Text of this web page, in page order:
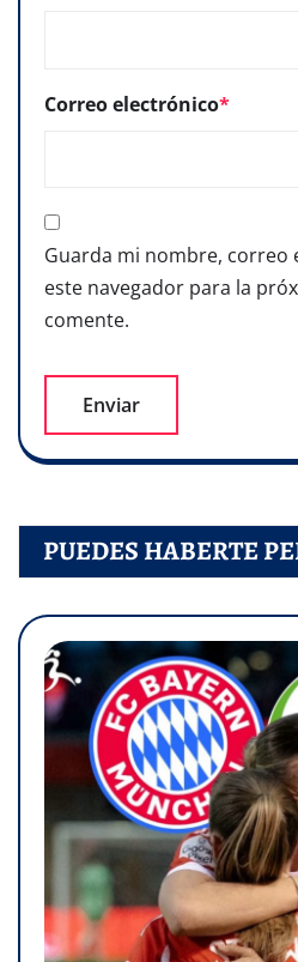
Correo electrónico*
Guarda mi nombre, correo
este navegador para la
comente.
PUEDES HABERTE